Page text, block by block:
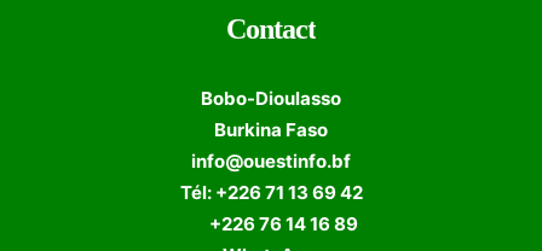
Contact
Bobo-Dioulasso
Burkina Faso
info@ouestinfo.bf
Tél: +226 71 13 69 42
+226 76 14 16 89